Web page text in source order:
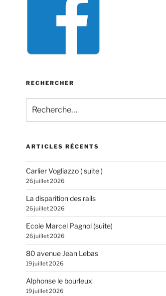
RECHERCHER
pour
:
ARTICLES RÉCENTS
Carlier Vogliazzo ( suite )
26 juillet 2026
La disparition des rails
26 juillet 2026
Ecole Marcel Pagnol (suite)
26 juillet 2026
80 avenue Jean Lebas
19 juillet 2026
Alphonse le bourleux
19 juillet 2026